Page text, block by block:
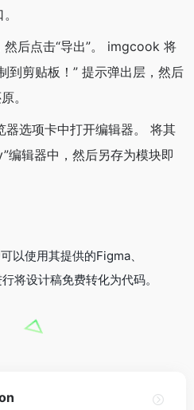
后点击“导出”。 imgcook 将
到剪贴板！” 提示弹出层，然后
。
选项卡中打开编辑器。 将其
编辑器中，然后另存为模块即
以使用其提供的Figma、
将设计稿免费转化为代码。